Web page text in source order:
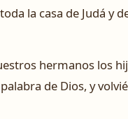
la casa de Judá y
hermanos los
de Dios, y